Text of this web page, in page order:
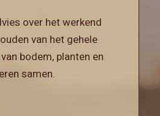
over het werkend
van het gehele
bodem, planten en
samen.